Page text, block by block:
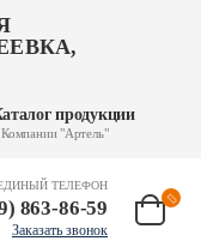
продукции
"Артель"
ТЕЛЕФОН
863-86-59
Заказать звонок